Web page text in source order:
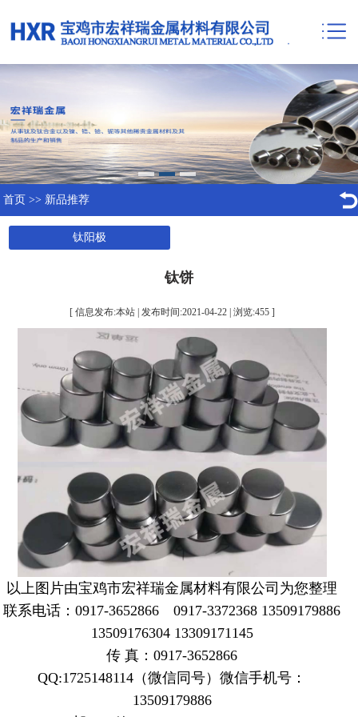
首页 >> 新品推荐
钛阳极
钛饼
[ 信息发布:本站 | 发布时间:2021-04-22 | 浏览:455]
以上图片由宝鸡市宏祥瑞金属材料有限公司为您整理
联系电话：0917-3652866 0917-3372368 13509179886
13509176304 13309171145
传 真：0917-3652866
QQ:1725148114（微信同号）微信手机号：
13509179886